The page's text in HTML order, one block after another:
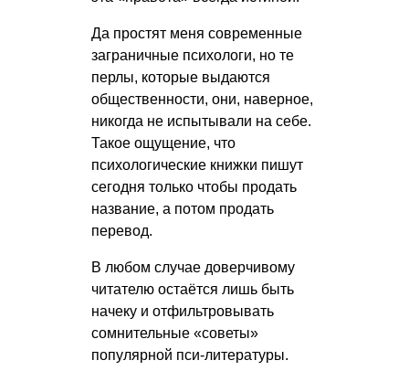
Да простят меня современные
заграничные психологи, но те
перлы, которые выдаются
общественности, они, наверное,
никогда не испытывали на себе.
Такое ощущение, что
психологические книжки пишут
сегодня только чтобы продать
название, а потом продать
перевод.
В любом случае доверчивому
читателю остаётся лишь быть
начеку и отфильтровывать
сомнительные «советы»
популярной пси-литературы.